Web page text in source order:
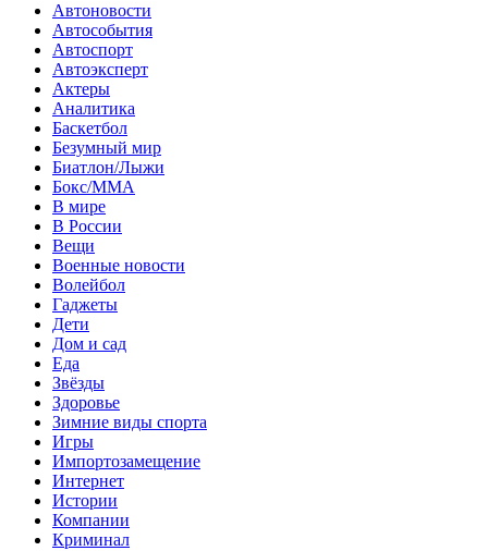
Автоновости
Автособытия
Автоспорт
Автоэксперт
Актеры
Аналитика
Баскетбол
Безумный мир
Биатлон/Лыжи
Бокс/MMA
В мире
В России
Вещи
Военные новости
Волейбол
Гаджеты
Дети
Дом и сад
Еда
Звёзды
Здоровье
Зимние виды спорта
Игры
Импортозамещение
Интернет
Истории
Компании
Криминал